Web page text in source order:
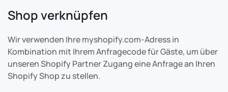
Shop verknüpfen
Wir verwenden Ihre myshopify.com-Adress in
Kombination mit Ihrem Anfragecode für Gäste, um über
unseren Shopify Partner Zugang eine Anfrage an Ihren
Shopify Shop zu stellen.